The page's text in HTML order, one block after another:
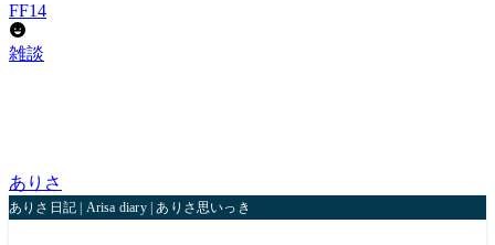
FF14
雑談
ありさ
ありさ日記 | Arisa diary | ありさ思いっきり人生楽しんじゃうね！